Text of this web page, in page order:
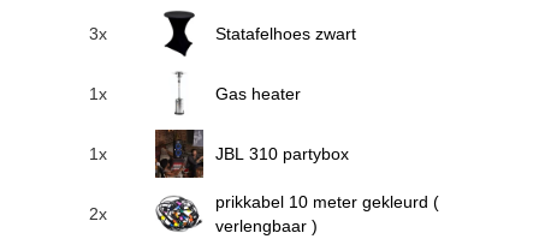
3x Statafelhoes zwart
1x Gas heater
1x JBL 310 partybox
2x
prikkabel 10 meter gekleurd (
verlengbaar )